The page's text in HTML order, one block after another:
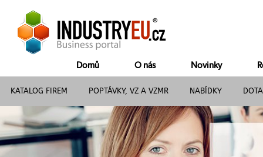
Domů O nás Novinky
KATALOG FIREM POPTÁVKY, VZ A VZMR NABÍDKY